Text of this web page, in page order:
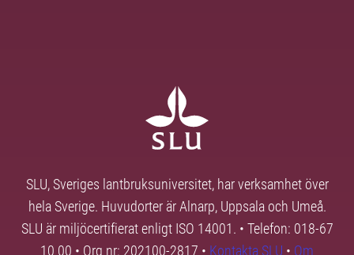
SLU, Sveriges lantbruksuniversitet, har verksamhet över
hela Sverige. Huvudorter är Alnarp, Uppsala och Umeå.
SLU är miljöcertifierat enligt ISO 14001. • Telefon: 018-67
10 00 • Org nr: 202100-2817 • Kontakta SLU • Om